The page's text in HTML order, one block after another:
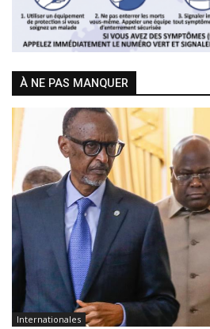
À NE PAS MANQUER
Internationales